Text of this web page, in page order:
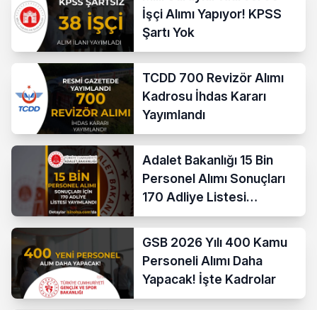
İşçi Alımı Yapıyor! KPSS
Şartı Yok
TCDD 700 Revizör Alımı
Kadrosu İhdas Kararı
Yayımlandı
Adalet Bakanlığı 15 Bin
Personel Alımı Sonuçları
170 Adliye Listesi
Açıklandı
GSB 2026 Yılı 400 Kamu
Personeli Alımı Daha
Yapacak! İşte Kadrolar